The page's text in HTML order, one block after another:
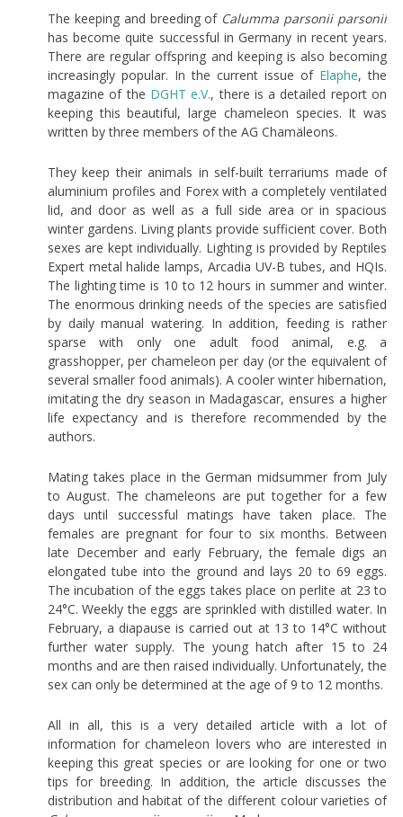
The keeping and breeding of Calumma parsonii parsonii
has become quite successful in Germany in recent years.
There are regular offspring and keeping is also becoming
increasingly popular. In the current issue of Elaphe, the
magazine of the DGHT e.V., there is a detailed report on
keeping this beautiful, large chameleon species. It was
written by three members of the AG Chamäleons.
They keep their animals in self-built terrariums made of
aluminium profiles and Forex with a completely ventilated
lid, and door as well as a full side area or in spacious
winter gardens. Living plants provide sufficient cover. Both
sexes are kept individually. Lighting is provided by Reptiles
Expert metal halide lamps, Arcadia UV-B tubes, and HQIs.
The lighting time is 10 to 12 hours in summer and winter.
The enormous drinking needs of the species are satisfied
by daily manual watering. In addition, feeding is rather
sparse with only one adult food animal, e.g. a
grasshopper, per chameleon per day (or the equivalent of
several smaller food animals). A cooler winter hibernation,
imitating the dry season in Madagascar, ensures a higher
life expectancy and is therefore recommended by the
authors.
Mating takes place in the German midsummer from July
to August. The chameleons are put together for a few
days until successful matings have taken place. The
females are pregnant for four to six months. Between
late December and early February, the female digs an
elongated tube into the ground and lays 20 to 69 eggs.
The incubation of the eggs takes place on perlite at 23 to
24°C. Weekly the eggs are sprinkled with distilled water. In
February, a diapause is carried out at 13 to 14°C without
further water supply. The young hatch after 15 to 24
months and are then raised individually. Unfortunately, the
sex can only be determined at the age of 9 to 12 months.
All in all, this is a very detailed article with a lot of
information for chameleon lovers who are interested in
keeping this great species or are looking for one or two
tips for breeding. In addition, the article discusses the
distribution and habitat of the different colour varieties of